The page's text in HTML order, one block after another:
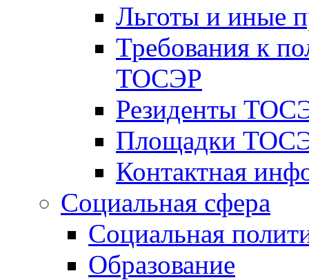
Льготы и иные
Требования к
ТОСЭР
Резиденты
Площадки
Контактная
Социальная сфера
Социальная
Образование